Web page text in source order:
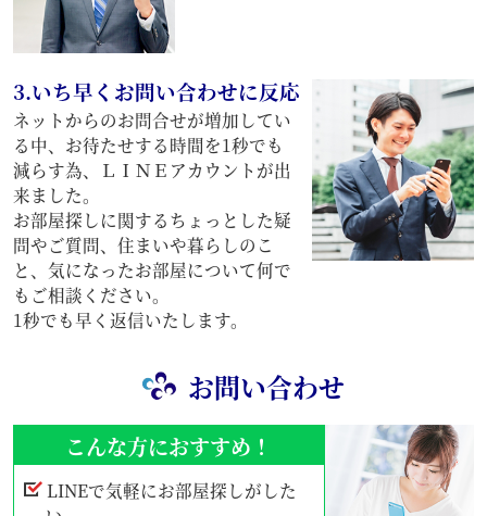
3.いち早くお問い合わせに反応
ネットからのお問合せが増加してい
る中、お待たせする時間を1秒でも
減らす為、ＬＩＮＥアカウントが出
来ました。
お部屋探しに関するちょっとした疑
問やご質問、住まいや暮らしのこ
と、気になったお部屋について何で
もご相談ください。
1秒でも早く返信いたします。
お問い合わせ
こんな方におすすめ！
LINEで気軽にお部屋探しがした